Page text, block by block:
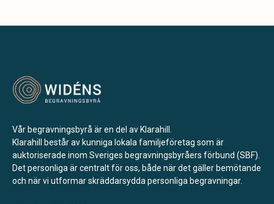
Vår begravningsbyrå är en del av Klarahill.
Klarahill består av kunniga lokala familjeföretag som är
auktoriserade inom Sveriges begravningsbyråers förbund (SBF).
Det personliga är centralt för oss, både när det gäller bemötande
och när vi utformar skräddarsydda personliga begravningar.